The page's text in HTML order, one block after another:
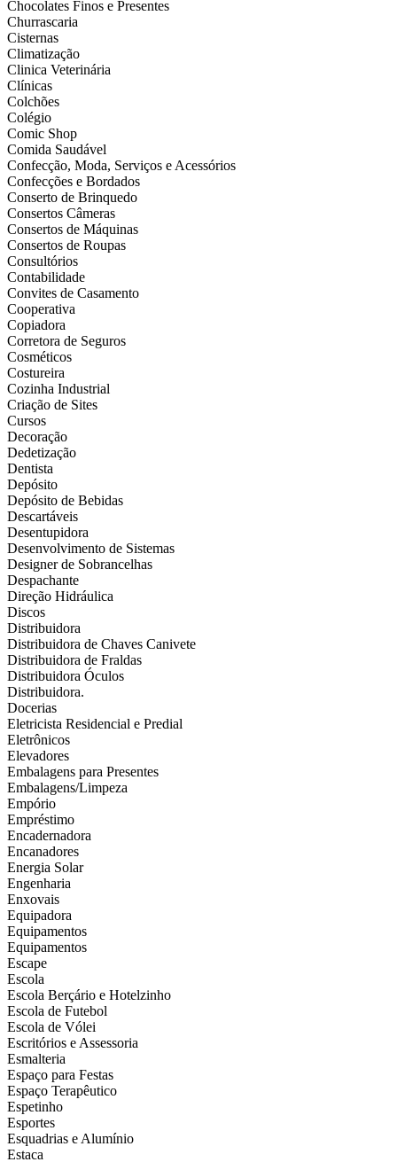
Chocolates Finos e Presentes
Churrascaria
Cisternas
Climatização
Clinica Veterinária
Clínicas
Colchões
Colégio
Comic Shop
Comida Saudável
Confecção, Moda, Serviços e Acessórios
Confecções e Bordados
Conserto de Brinquedo
Consertos Câmeras
Consertos de Máquinas
Consertos de Roupas
Consultórios
Contabilidade
Convites de Casamento
Cooperativa
Copiadora
Corretora de Seguros
Cosméticos
Costureira
Cozinha Industrial
Criação de Sites
Cursos
Decoração
Dedetização
Dentista
Depósito
Depósito de Bebidas
Descartáveis
Desentupidora
Desenvolvimento de Sistemas
Designer de Sobrancelhas
Despachante
Direção Hidráulica
Discos
Distribuidora
Distribuidora de Chaves Canivete
Distribuidora de Fraldas
Distribuidora Óculos
Distribuidora.
Docerias
Eletricista Residencial e Predial
Eletrônicos
Elevadores
Embalagens para Presentes
Embalagens/Limpeza
Empório
Empréstimo
Encadernadora
Encanadores
Energia Solar
Engenharia
Enxovais
Equipadora
Equipamentos
Equipamentos
Escape
Escola
Escola Berçário e Hotelzinho
Escola de Futebol
Escola de Vólei
Escritórios e Assessoria
Esmalteria
Espaço para Festas
Espaço Terapêutico
Espetinho
Esportes
Esquadrias e Alumínio
Estaca